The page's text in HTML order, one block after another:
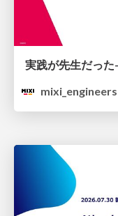
mixi_engineers